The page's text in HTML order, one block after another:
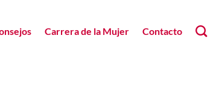
Carrera de la Mujer Contacto